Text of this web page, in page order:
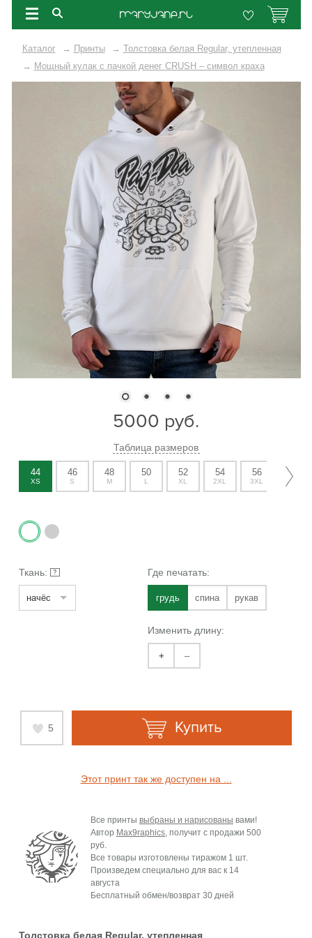
Каталог → Принты → Толстовка белая Regular, утепленная
→ Мощный кулак с пачкой денег CRUSH – символ краха
5000 руб.
Таблица размеров
44
XS
46
S
48
M
50
L
52
XL
54
2XL
56
3XL
58
4XL
Ткань: ?
начёс
Где печатать:
грудь спина рукав
Изменить длину:
+ –
5 Купить
Этот принт так же доступен на ...
Все принты выбраны и нарисованы вами!
Автор Max9raphics, получит с продажи 500
руб.
Все товары изготовлены тиражом 1 шт.
Произведем специально для вас к 14
августа
Бесплатный обмен/возврат 30 дней
Толстовка белая Regular, утепленная